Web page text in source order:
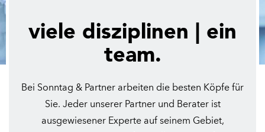
viele disziplinen | ein
team.
Bei Sonntag & Partner arbeiten die besten Köpfe für
Sie. Jeder unserer Partner und Berater ist
ausgewiesener Experte auf seinem Gebiet,